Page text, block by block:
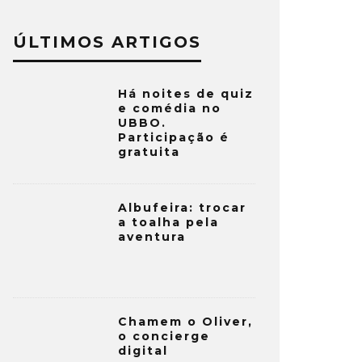
ÚLTIMOS ARTIGOS
Há noites de quiz
e comédia no
UBBO.
Participação é
gratuita
Albufeira: trocar
a toalha pela
aventura
Chamem o Oliver,
o concierge
digital